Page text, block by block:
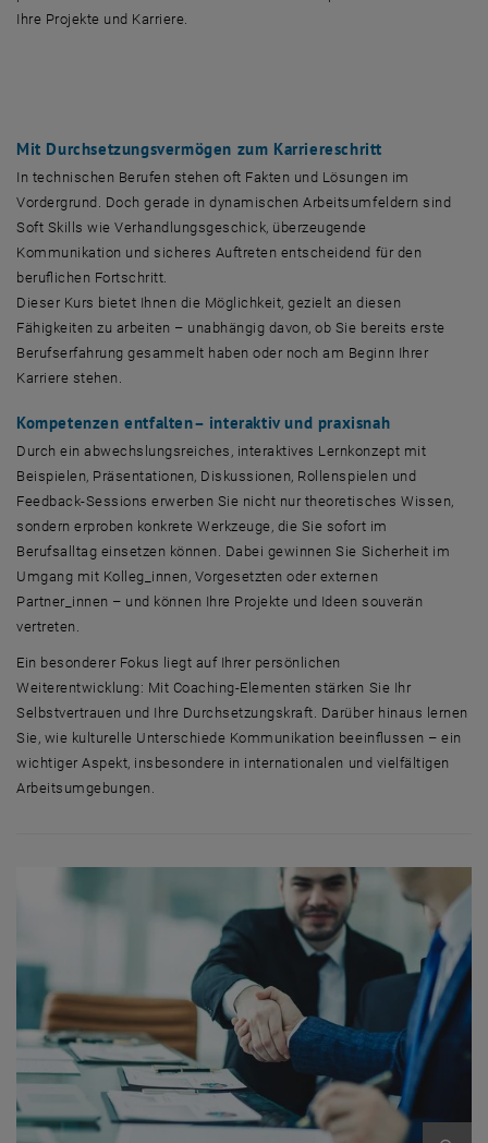
Ihre Projekte und Karriere.
Mit Durchsetzungsvermögen zum Karriereschritt
In technischen Berufen stehen oft Fakten und Lösungen im
Vordergrund. Doch gerade in dynamischen Arbeitsumfeldern sind
Soft Skills wie Verhandlungsgeschick, überzeugende
Kommunikation und sicheres Auftreten entscheidend für den
beruflichen Fortschritt.
Dieser Kurs bietet Ihnen die Möglichkeit, gezielt an diesen
Fähigkeiten zu arbeiten – unabhängig davon, ob Sie bereits erste
Berufserfahrung gesammelt haben oder noch am Beginn Ihrer
Karriere stehen.
Kompetenzen entfalten– interaktiv und praxisnah
Durch ein abwechslungsreiches, interaktives Lernkonzept mit
Beispielen, Präsentationen, Diskussionen, Rollenspielen und
Feedback-Sessions erwerben Sie nicht nur theoretisches Wissen,
sondern erproben konkrete Werkzeuge, die Sie sofort im
Berufsalltag einsetzen können. Dabei gewinnen Sie Sicherheit im
Umgang mit Kolleg_innen, Vorgesetzten oder externen
Partner_innen – und können Ihre Projekte und Ideen souverän
vertreten.
Ein besonderer Fokus liegt auf Ihrer persönlichen
Weiterentwicklung: Mit Coaching-Elementen stärken Sie Ihr
Selbstvertrauen und Ihre Durchsetzungskraft. Darüber hinaus lernen
Sie, wie kulturelle Unterschiede Kommunikation beeinflussen – ein
wichtiger Aspekt, insbesondere in internationalen und vielfältigen
Arbeitsumgebungen.